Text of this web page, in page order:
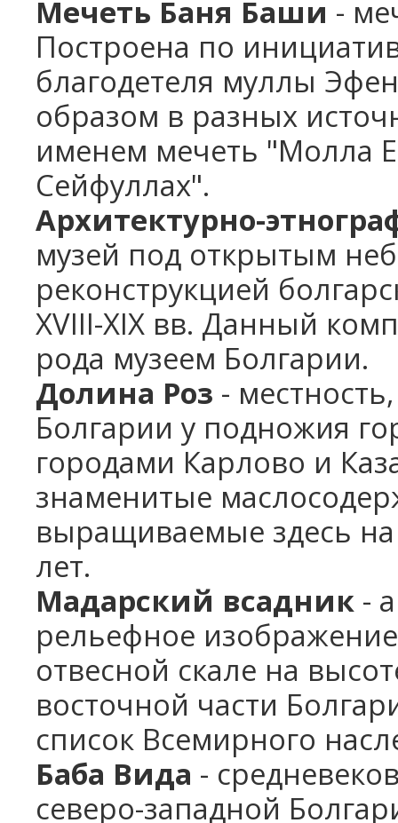
Мечеть Баня Баши -
Построена по
благодетеля муллы
образом в разных
именем мечеть "Молла
Сейфуллах".
Архитектурно-
музей под открытым
реконструкцией
XVIII-XIX вв. Данный
рода музеем Болгарии.
Долина Роз -
Болгарии у подножия
городами Карлово и
знаменитые
выращиваемые здесь
лет.
Мадарский всадник -
рельефное
отвесной скале на
восточной части
список Всемирного
Баба Вида -
северо-западной